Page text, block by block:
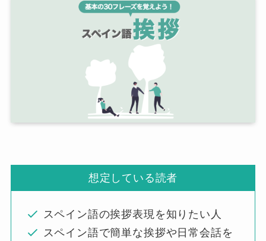
想定している読者
スペイン語の挨拶表現を知りたい人
スペイン語で簡単な挨拶や日常会話を